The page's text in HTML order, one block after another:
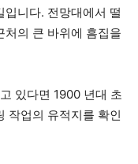
니다. 전망대에서 떨
처의 큰 바위에 흠집을
있다면 1900 년대 초
작업의 유적지를 확인